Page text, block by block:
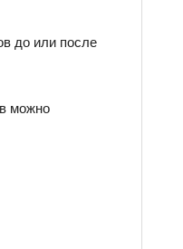
до или после
можно